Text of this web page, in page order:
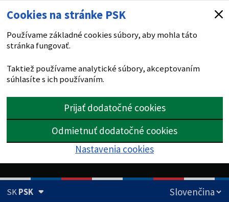
Cookies na stránke PSK
Používame základné cookies súbory, aby mohla táto
stránka fungovať.
Taktiež používame analytické súbory, akceptovaním
súhlasíte s ich používaním.
Prijať dodatočné cookies
Odmietnuť dodatočné cookies
Nastavenia cookies
SKPSK